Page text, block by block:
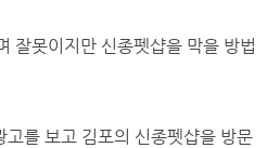
잘못이지만 신종펫샵을 막을 방법
고를 보고 김포의 신종펫샵을 방문